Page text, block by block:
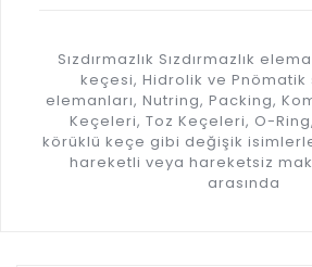
Sızdırmazlık Sızdırmazlık
keçesi, Hidrolik ve Pnömatik
elemanları, Nutring, Packing,
Keçeleri, Toz Keçeleri, O-
körüklü keçe gibi değişik
hareketli veya hareketsiz
arasında